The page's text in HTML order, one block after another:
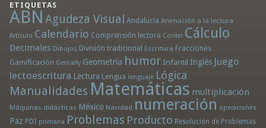
ETIQUETAS
ABN Agudeza Visual Andalucía Animación a la lectura
Artículo Calendario Comprensión lectora Contar Cálculo
Decimales Dibujos División tradicional Escritura Fracciones
Gamificación Genially Geometría humor Infantil Inglés Juego
lectoescritura Lectura Lengua lenguaje Lógica
Manualidades Matemáticas multiplicación
Máquinas didácticas México Navidad numeración operaciones
Paz PDI primaria Problemas Producto Resolución de Problemas